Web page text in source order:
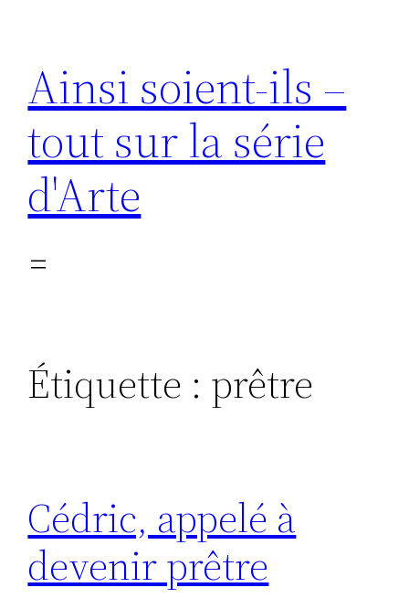
contenu
Ainsi soient-ils –
tout sur la série
d'Arte
Étiquette : prêtre
Cédric, appelé à
devenir prêtre